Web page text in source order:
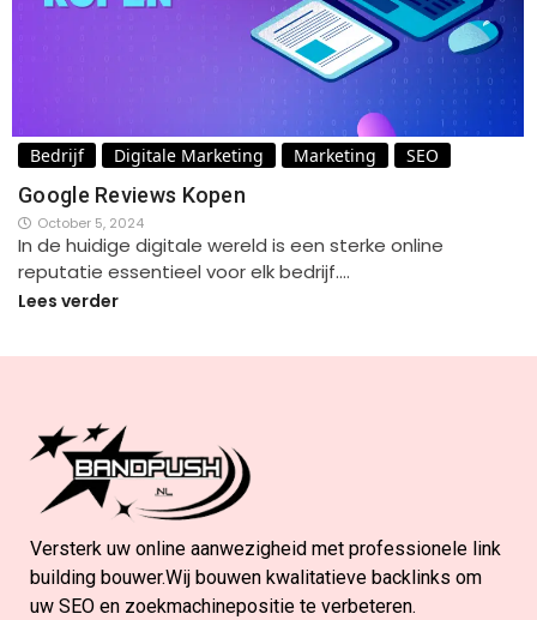
Bedrijf Digitale Marketing Marketing SEO
Google Reviews Kopen
October 5, 2024
In de huidige digitale wereld is een sterke online
reputatie essentieel voor elk bedrijf.…
Lees verder
Versterk uw online aanwezigheid met professionele link
building bouwer.Wij bouwen kwalitatieve backlinks om
uw SEO en zoekmachinepositie te verbeteren.